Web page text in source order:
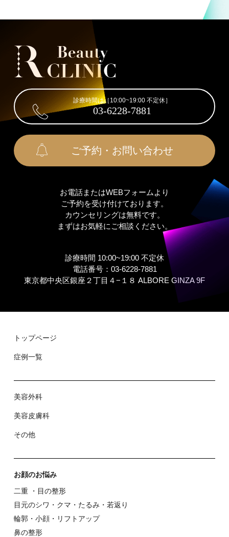
診療時間は［10:00~19:00 不定休］
03-6228-7881
ご予約・お問い合わせ
お電話またはWEBフォームより
ご予約を受け付けております。
カウンセリングは無料です。
まずはお気軽にご相談ください。
診療時間 10:00~19:00 不定休
電話番号：03-6228-7881
東京都中央区銀座２丁⽬４−１８ ALBORE GINZA 9F
トップページ
症例⼀覧
美容外科
美容⽪膚科
その他
お顔のお悩み
⼆重 ・⽬の整形
⽬元のシワ・クマ・たるみ・若返り
輪郭・⼩顔・リフトアップ
⿐の整形